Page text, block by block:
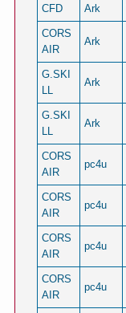
CFD Ark
CORS
AIR
Ark
G.SKI
LL
Ark
G.SKI
LL
Ark
CORS
AIR
pc4u
CORS
AIR
pc4u
CORS
AIR
pc4u
CORS
AIR
pc4u